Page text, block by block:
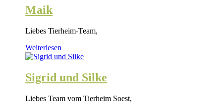
Maik
Liebes Tierheim-Team,
Weiterlesen
Sigrid und Silke
Liebes Team vom Tierheim Soest,